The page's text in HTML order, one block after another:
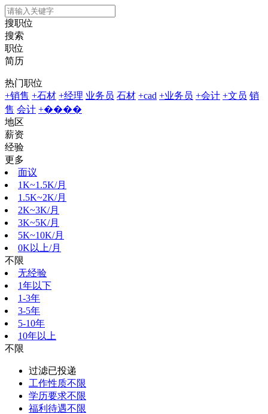
搜职位
搜索
职位
简历
热门职位
+销售 +石材 +经理 业务员 石材 +cad +业务员 +会计 +文员 销
售 会计 +����
地区
薪资
经验
更多
面议
1K~1.5K/月
1.5K~2K/月
2K~3K/月
3K~5K/月
5K~10K/月
0K以上/月
不限
无经验
1年以下
1-3年
3-5年
5-10年
10年以上
不限
过滤已投递
工作性质不限
学历要求不限
福利待遇不限